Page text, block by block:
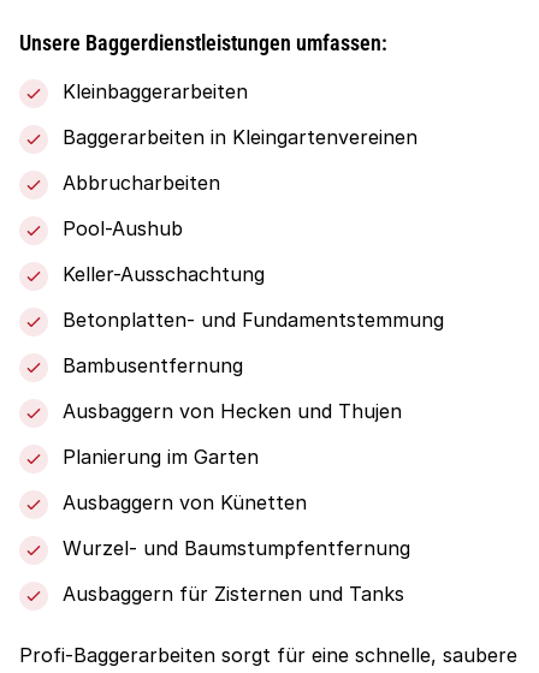
Unsere Baggerdienstleistungen umfassen:
Kleinbaggerarbeiten
Baggerarbeiten in Kleingartenvereinen
Abbrucharbeiten
Pool-Aushub
Keller-Ausschachtung
Betonplatten- und Fundamentstemmung
Bambusentfernung
Ausbaggern von Hecken und Thujen
Planierung im Garten
Ausbaggern von Künetten
Wurzel- und Baumstumpfentfernung
Ausbaggern für Zisternen und Tanks
Profi-Baggerarbeiten sorgt für eine schnelle, saubere